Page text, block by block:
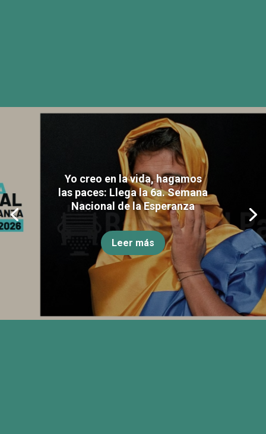
Yo creo en la vida, hagamos
las paces: Llega la 6a. Semana
Nacional de la Esperanza
Leer más